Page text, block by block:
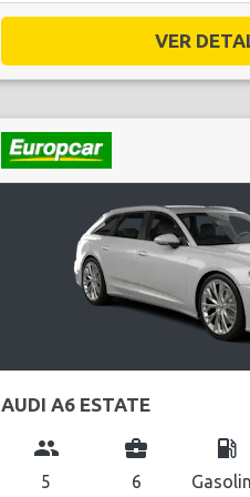
VER
AUDI A6 ESTATE
group
5
business_center
6
local_gas_station